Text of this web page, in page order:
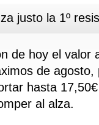
justo la 1º
de hoy el valor
de
hasta
al alza.